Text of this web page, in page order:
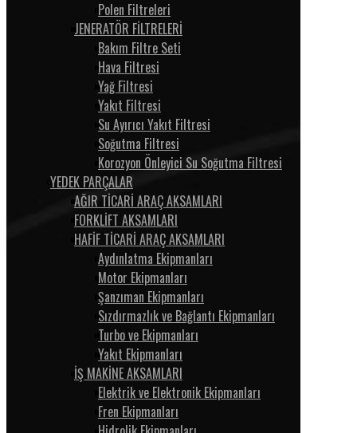
Polen Filtreleri
JENERATÖR FİLTRELERİ
Bakım Filtre Seti
Hava Filtresi
Yağ Filtresi
Yakıt Filtresi
Su Ayırıcı Yakıt Filtresi
Soğutma Filtresi
Korozyon Önleyici Su Soğutma Filtresi
YEDEK PARÇALAR
AĞIR TİCARİ ARAÇ AKSAMLARI
FORKLİFT AKSAMLARI
HAFİF TİCARİ ARAÇ AKSAMLARI
Aydınlatma Ekipmanları
Motor Ekipmanları
Şanzıman Ekipmanları
Sızdırmazlık ve Bağlantı Ekipmanları
Turbo ve Ekipmanları
Yakıt Ekipmanları
İŞ MAKİNE AKSAMLARI
Elektrik ve Elektronik Ekipmanları
Fren Ekipmanları